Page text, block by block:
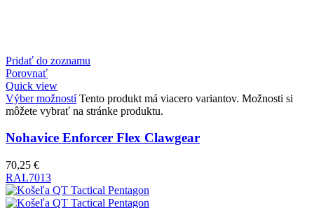
Pridať do zoznamu
Porovnať
Quick view
Výber možností Tento produkt má viacero variantov. Možnosti si
môžete vybrať na stránke produktu.
Nohavice Enforcer Flex Clawgear
70,25 €
RAL7013